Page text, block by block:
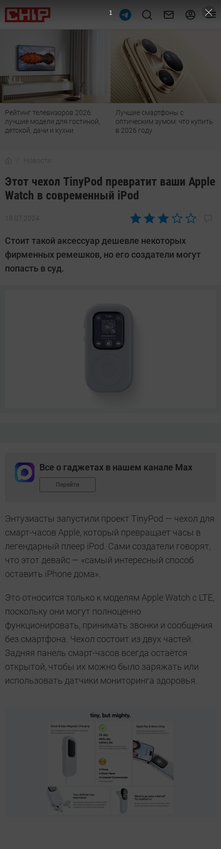
Лучшие смартфоны с
оптическим зумом: что купить
в 2026 году
Действительно большие
телевизоры с чистым Андроид:
топ-7 оптимальных
Новости
Этот чехол TinyPod превратит ваши Apple
Watch в современный iPod
18.07.2024
Автор:
Довлатова
Стоит такой аксессуар дешевле некоторых
фирменных ремешков, но его создатели могут
попасть в суд.
Все о гаджетах в нашем канале Max
Перейти
Энтузиасты запустили проект TinyPod — чехол для
смарт-часов Apple, который превращает часы в
легендарный плеер iPod. Сами создатели говорят,
что этот девайс — «самый интересный способ
оставить iPhone дома».
Это относится только к моделям Apple Watch с LTE,
поскольку они могут полноценно
функционировать, принимать звонки и сообщения
без смартфона. Чехол состоит из двух частей.
Задняя панель смарт-часов всегда остаётся
открытой, чтобы их можно было заряжать или
использовать датчики мониторинга здоровья.